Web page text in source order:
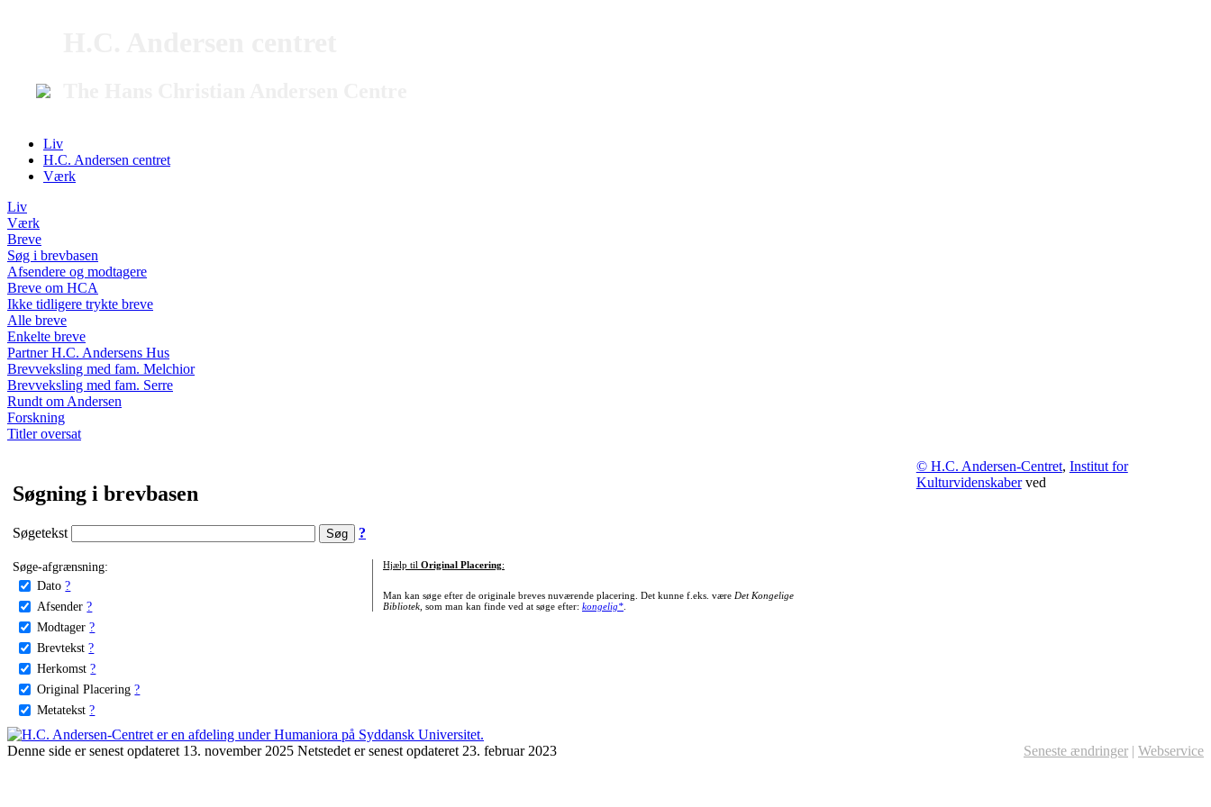
Liv
H.C. Andersen centret
Værk
Liv
Værk
Breve
Søg i brevbasen
Afsendere og modtagere
Breve om HCA
Ikke tidligere trykte breve
Alle breve
Enkelte breve
Partner H.C. Andersens Hus
Brevveksling med fam. Melchior
Brevveksling med fam. Serre
Rundt om Andersen
Forskning
Titler oversat
Søgning i brevbasen
Søgetekst ?
Søge-afgrænsning:
Dato ?
Afsender ?
Modtager ?
Brevtekst ?
Herkomst ?
Original Placering ?
Metatekst ?
Hjælp til Original Placering:
Man kan søge efter de originale breves nuværende placering. Det kunne f.eks. være Det Kongelige
Bibliotek, som man kan finde ved at søge efter: kongelig*.
© H.C. Andersen-Centret, Institut for
Kulturvidenskaberved
Denne side er senest opdateret 13. november 2025 Netstedet er senest opdateret 23. februar 2023 Seneste ændringer | Webservice